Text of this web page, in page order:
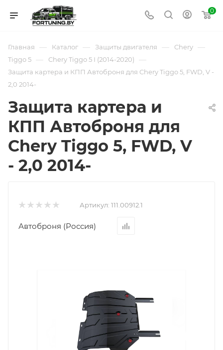
0
Главная — Каталог — Защиты двигателя — Chery —
Tiggo 5 — Chery Tiggo 5 I (2014-2020) —
Защита картера и КПП Автоброня для Chery Tiggo 5, FWD, V -
2,0 2014-
Защита картера и
КПП Автоброня для
Chery Tiggo 5, FWD, V
- 2,0 2014-
Артикул: 111.00912.1
Автоброня (Россия)